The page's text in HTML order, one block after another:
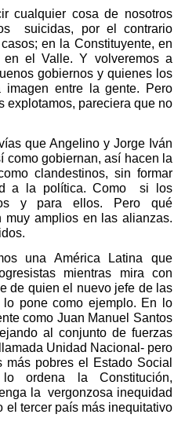
cualquier cosa de nosotros
suicidas, por el contrario
en la Constituyente, en
el Valle. Y volveremos a
gobiernos y quienes los
imagen entre la gente. Pero
explotamos, pareciera que no
que Angelino y Jorge Iván
como gobiernan, así hacen la
clandestinos, sin formar
a la política. Como
si los
y para ellos. Pero qué
muy amplios en las alianzas.
una América Latina que
mientras mira con
de quien el nuevo jefe de las
lo pone como ejemplo. En lo
como Juan Manuel Santos
al conjunto de fuerzas
Unidad Nacional- pero
pobres el Estado Social
ordena la Constitución,
la vergonzosa inequidad
el tercer país más inequitativo